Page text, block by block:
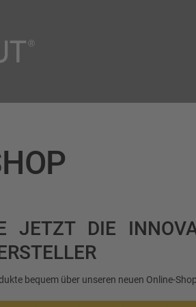
JETZT DIE
bequem über unseren neuen Online-